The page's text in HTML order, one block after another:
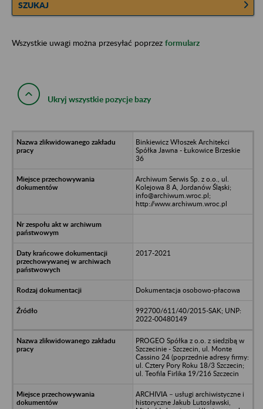
SZUKAJ
Wszystkie uwagi można przesyłać poprzez formularz
Ukryj wszystkie pozycje bazy
Binkiewicz Włoszek Architekci
Spółka Jawna - Łukowice Brzeskie
36
Archiwum Serwis Sp. z o.o., ul.
Kolejowa 8 A, Jordanów Śląski;
info@archiwum.wroc.pl;
http://www.archiwum.wroc.pl
2017-2021
Dokumentacja osobowo-płacowa
992700/611/40/2015-SAK; UNP:
2022-00480149
PROGEO Spółka z o.o. z siedzibą w
Szczecinie - Szczecin, ul. Monte
Cassino 24 (poprzednie adresy firmy:
ul. Cztery Pory Roku 18/3 Szczecin;
ul. Teofila Firlika 19/216 Szczecin
ARCHIVIA – usługi archiwistyczne i
historyczne Jakub Lutosławski,